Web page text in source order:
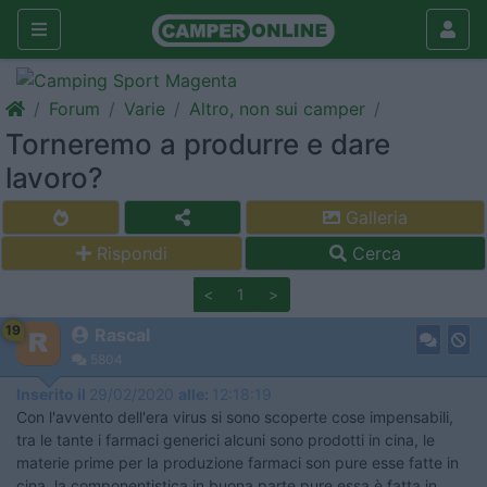
Forum Varie Altro, non sui camper
Torneremo a produrre e dare
lavoro?
Galleria
Rispondi
Cerca
< 1 >
19 Rascal
5804
Inserito il 29/02/2020 alle: 12:18:19
Con l'avvento dell'era virus si sono scoperte cose impensabili,
tra le tante i farmaci generici alcuni sono prodotti in cina, le
materie prime per la produzione farmaci son pure esse fatte in